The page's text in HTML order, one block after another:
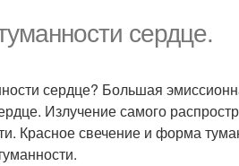
сердце.
сердце? Большая
Излучение самого
Красное свечение и форма